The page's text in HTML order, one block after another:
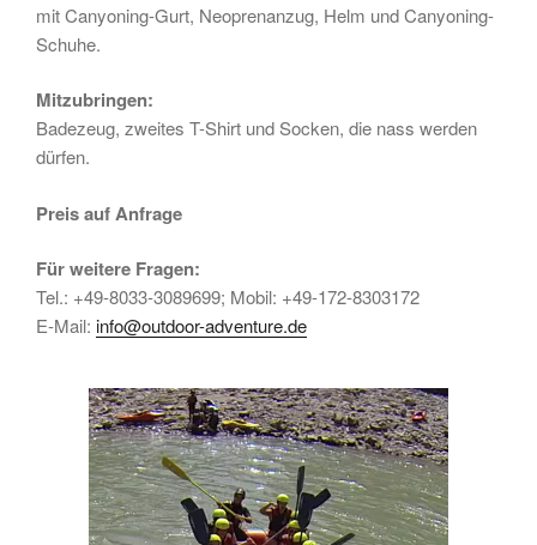
mit Canyoning-Gurt, Neoprenanzug, Helm und Canyoning-
Schuhe.
Mitzubringen:
Badezeug, zweites T-Shirt und Socken, die nass werden
dürfen.
Preis auf Anfrage
Für weitere Fragen:
Tel.: +49-8033-3089699; Mobil: +49-172-8303172
E-Mail: info@outdoor-adventure.de